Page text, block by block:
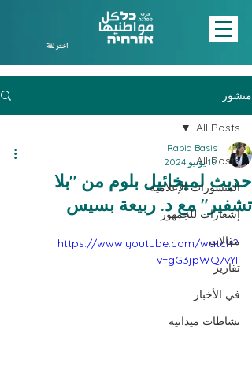
اختر لغة
منشور
All Posts
المنشورات الإعلامية
إشعارات للجمهور
مقالات
تقارير
في الأخبار
نشاطات ميدانية
All Posts
حديث لميخائيل بلوم من "بلا
تشفير" مع د. ربيعة بسيس
Rabia Basis
19 يونيو 2024
https://www.youtube.com/watch?
v=gG3jpWQ7vYI